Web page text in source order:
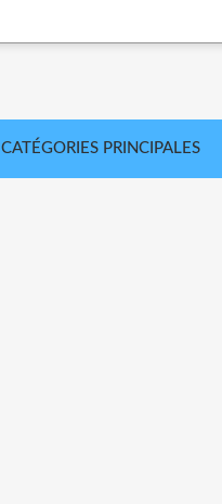
CATÉGORIES PRINCIPALES